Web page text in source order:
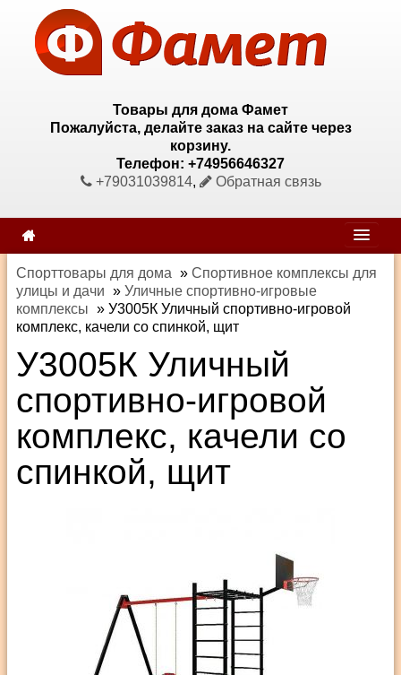
Товары для дома Фамет
Пожалуйста, делайте заказ на сайте через
корзину.
Телефон: +74956646327
+79031039814, Обратная связь
Спорттовары для дома » Спортивное комплексы для
улицы и дачи » Уличные спортивно-игровые
комплексы » У3005К Уличный спортивно-игровой
комплекс, качели со спинкой, щит
У3005К Уличный
спортивно-игровой
комплекс, качели со
спинкой, щит